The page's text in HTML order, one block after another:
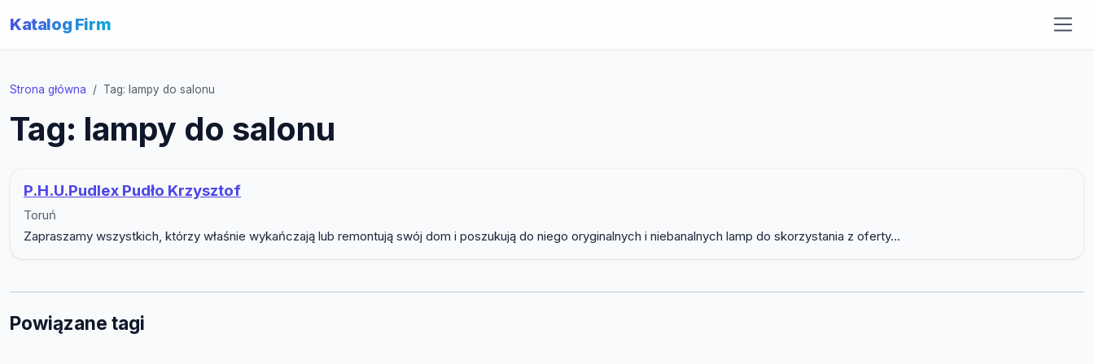
Katalog Firm
Strona główna Tag: lampy do salonu
Tag: lampy do salonu
P.H.U.Pudlex Pudło Krzysztof
Toruń
Zapraszamy wszystkich, którzy właśnie wykańczają lub remontują swój dom i poszukują do niego oryginalnych i niebanalnych lamp do skorzystania z oferty...
Powiązane tagi